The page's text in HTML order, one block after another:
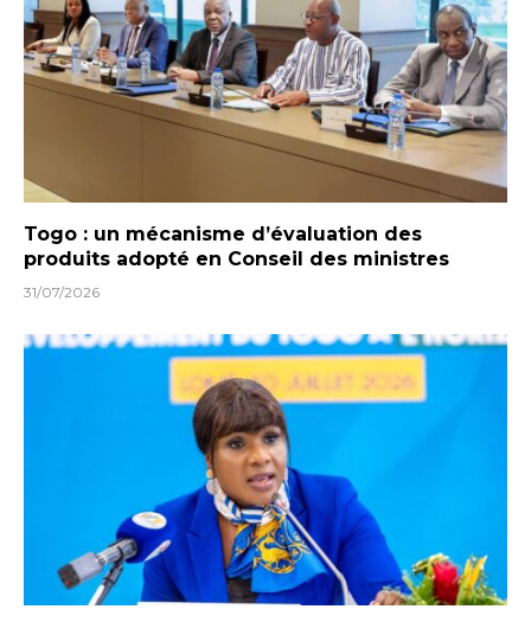
Togo : un mécanisme d’évaluation des
produits adopté en Conseil des ministres
31/07/2026